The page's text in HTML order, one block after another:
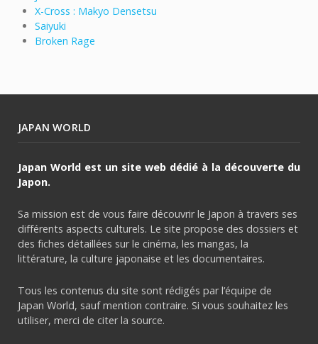
X-Cross : Makyo Densetsu
Saiyuki
Broken Rage
JAPAN WORLD
Japan World est un site web dédié à la découverte du
Japon.
Sa mission est de vous faire découvrir le Japon à travers ses
différents aspects culturels. Le site propose des dossiers et
des fiches détaillées sur le cinéma, les mangas, la
littérature, la culture japonaise et les documentaires.
Tous les contenus du site sont rédigés par l’équipe de
Japan World, sauf mention contraire. Si vous souhaitez les
utiliser, merci de citer la source.